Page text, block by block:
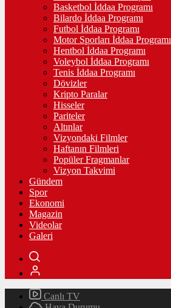
Basketbol İddaa Programı
Bilardo İddaa Programı
Futbol İddaa Programı
Motor Sporları İddaa Programı
Hentbol İddaa Programı
Voleybol İddaa Programı
Tenis İddaa Programı
Dövizler
Kripto Paralar
Hisseler
Pariteler
Altınlar
Vizyondaki Filmler
Haftanın Filmleri
Popüler Fragmanlar
Vizyon Takvimi
Gündem
Spor
Ekonomi
Magazin
Videolar
Galeri
Canlı TV